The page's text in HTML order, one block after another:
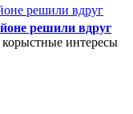
решили вдруг
интересы